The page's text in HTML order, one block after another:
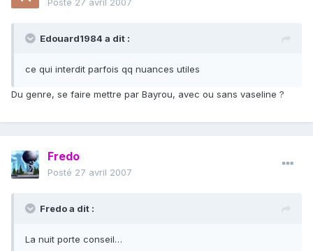
Posté 27 avril 2007
Edouard1984 a dit :
ce qui interdit parfois qq nuances utiles
Du genre, se faire mettre par Bayrou, avec ou sans vaseline ?
Fredo
Posté 27 avril 2007
Fredo a dit :
La nuit porte conseil…